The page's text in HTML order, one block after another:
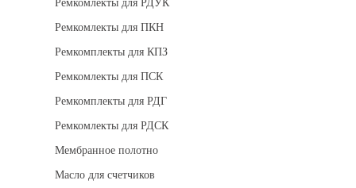
Ремкомлекты для РДУК
Ремкомлекты для ПКН
Ремкомплекты для КПЗ
Ремкомлекты для ПСК
Ремкомплекты для РДГ
Ремкомлекты для РДСК
Мембранное полотно
Масло для счетчиков